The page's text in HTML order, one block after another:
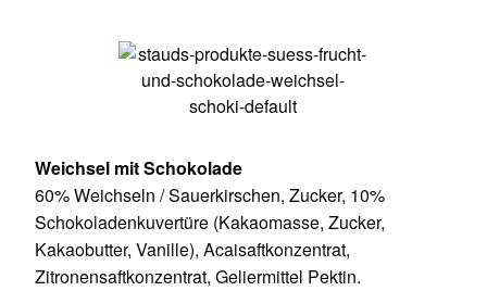
Weichsel mit Schokolade
60% Weichseln / Sauerkirschen, Zucker, 10%
Schokoladenkuvertüre (Kakaomasse, Zucker,
Kakaobutter, Vanille), Acaisaftkonzentrat,
Zitronensaftkonzentrat, Geliermittel Pektin.